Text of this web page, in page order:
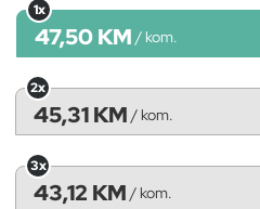
1x
47,50 KM / kom.
2x
45,31 KM / kom.
3x
43,12 KM / kom.